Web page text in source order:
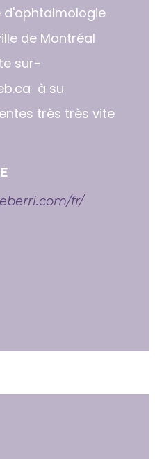
d'ophtalmologie
de Montréal
sur-
à su
très très vite
fr/